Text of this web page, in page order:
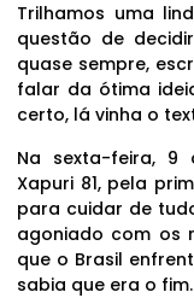
Trilhamos uma
questão de
quase sempre,
falar da ótima
certo, lá vinha o
Na sexta-feira, 9
Xapuri 81, pela
para cuidar de
agoniado com os
que o Brasil
sabia que era o fim.